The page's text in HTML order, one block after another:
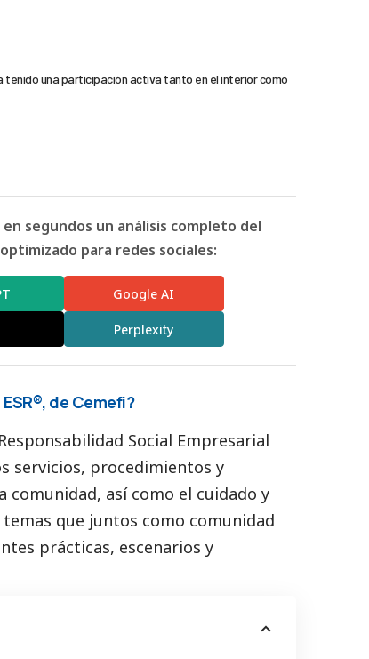
tenido una participación activa tanto en el interior como
segundos un análisis completo del
para redes sociales:
Google AI
Perplexity
de Cemefi?
Social Empresarial
servicios, procedimientos y
comunidad, así como el cuidado y
que juntos como comunidad
prácticas, escenarios y